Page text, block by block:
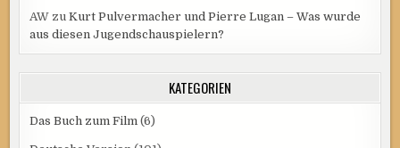
AW zuKurt Pulvermacher und Pierre Lugan – Was wurde
aus diesen Jugendschauspielern?
KATEGORIEN
Das Buch zum Film (6)